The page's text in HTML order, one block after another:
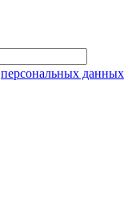
персональных данных